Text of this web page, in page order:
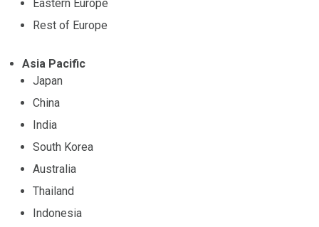
Eastern Europe
Rest of Europe
Asia Pacific
Japan
China
India
South Korea
Australia
Thailand
Indonesia